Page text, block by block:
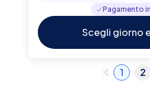
Pagamento
Scegli giorno
1 2